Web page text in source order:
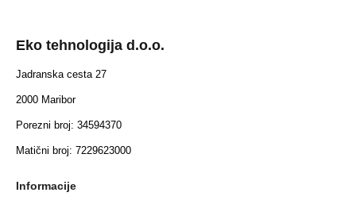
Eko tehnologija d.o.o.
Jadranska cesta 27
2000 Maribor
Porezni broj: 34594370
Matični broj: 7229623000
Informacije